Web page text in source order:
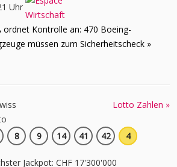
Uhr
ordnet Kontrolle an: 470 Boeing-
müssen zum Sicherheitscheck »
Lotto Zahlen »
8 9 14 41 42 4
Jackpot: CHF 17'300'000